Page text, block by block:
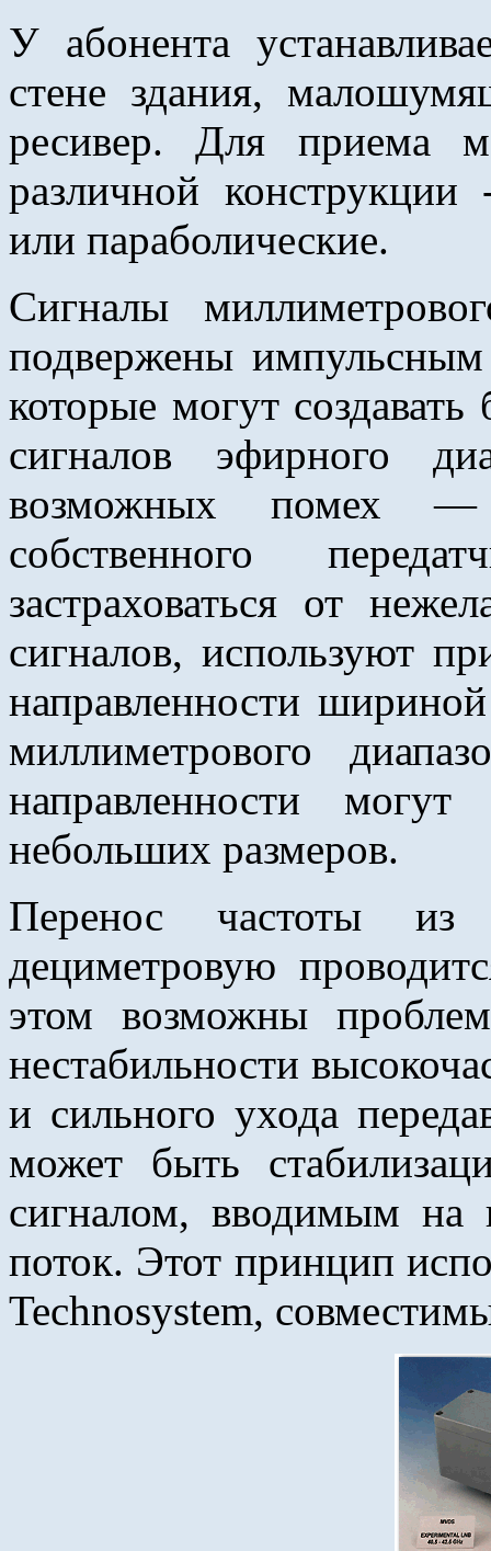
У абонента
стене здания,
ресивер. Для приема
различной
или параболические.
Сигналы
подвержены
которые могут
сигналов эфирного
возможных помех —
собственного
застраховаться от
сигналов, используют
направленности
миллиметрового
направленности
небольших размеров.
Перенос частоты из
дециметровую
этом возможны
нестабильности
и сильного ухода
может быть
сигналом, вводимым
поток. Этот принцип
Technosystem,